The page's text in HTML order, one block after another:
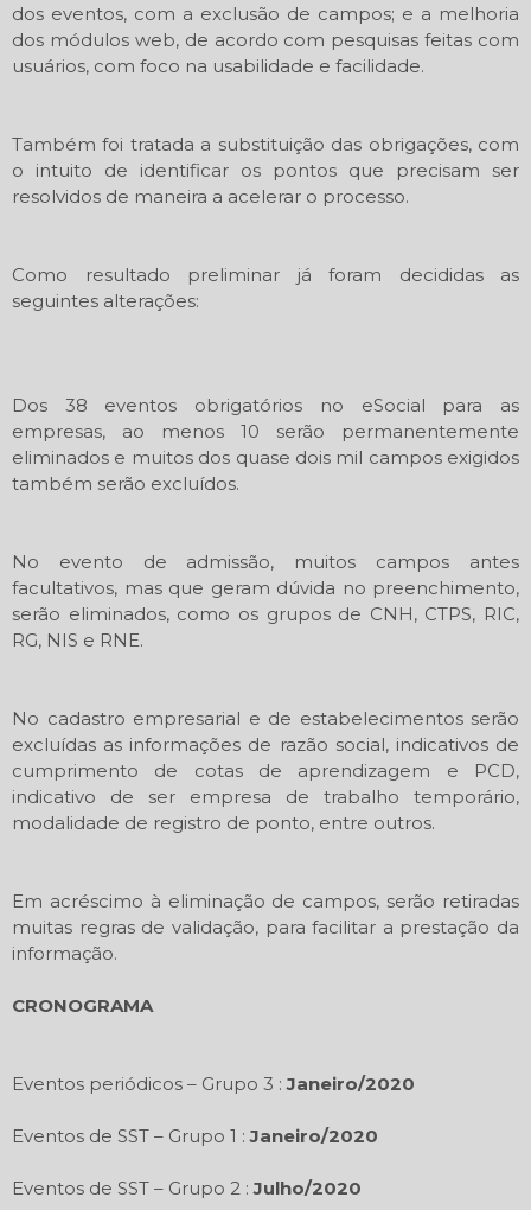
dos eventos, com a exclusão de campos; e a melhoria
dos módulos web, de acordo com pesquisas feitas com
usuários, com foco na usabilidade e facilidade.
Também foi tratada a substituição das obrigações, com
o intuito de identificar os pontos que precisam ser
resolvidos de maneira a acelerar o processo.
Como resultado preliminar já foram decididas as
seguintes alterações:
Dos 38 eventos obrigatórios no eSocial para as
empresas, ao menos 10 serão permanentemente
eliminados e muitos dos quase dois mil campos exigidos
também serão excluídos.
No evento de admissão, muitos campos antes
facultativos, mas que geram dúvida no preenchimento,
serão eliminados, como os grupos de CNH, CTPS, RIC,
RG, NIS e RNE.
No cadastro empresarial e de estabelecimentos serão
excluídas as informações de razão social, indicativos de
cumprimento de cotas de aprendizagem e PCD,
indicativo de ser empresa de trabalho temporário,
modalidade de registro de ponto, entre outros.
Em acréscimo à eliminação de campos, serão retiradas
muitas regras de validação, para facilitar a prestação da
informação.
CRONOGRAMA
Eventos periódicos – Grupo 3 :Janeiro/2020
Eventos de SST – Grupo 1 :Janeiro/2020
Eventos de SST – Grupo 2 :Julho/2020